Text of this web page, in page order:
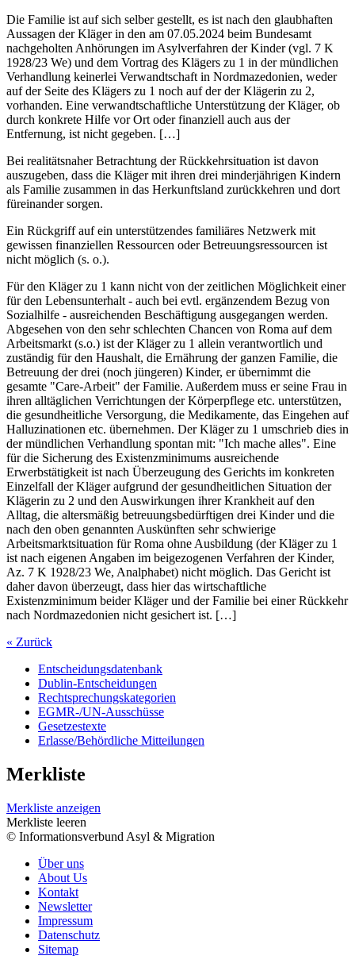
Die Familie ist auf sich selber gestellt, es ist nach den glaubhaften
Aussagen der Kläger in den am 07.05.2024 beim Bundesamt
nachgeholten Anhörungen im Asylverfahren der Kinder (vgl. 7 K
1928/23 We) und dem Vortrag des Klägers zu 1 in der mündlichen
Verhandlung keinerlei Verwandtschaft in Nordmazedonien, weder
auf der Seite des Klägers zu 1 noch auf der der Klägerin zu 2,
vorhanden. Eine verwandtschaftliche Unterstützung der Kläger, ob
durch konkrete Hilfe vor Ort oder finanziell auch aus der
Entfernung, ist nicht gegeben. […]
Bei realitätsnaher Betrachtung der Rückkehrsituation ist davon
auszugeben, dass die Kläger mit ihren drei minderjährigen Kindern
als Familie zusammen in das Herkunftsland zurückkehren und dort
füreinander sorgen.
Ein Rückgriff auf ein unterstützendes familiäres Netzwerk mit
gewissen finanziellen Ressourcen oder Betreuungsressourcen ist
nicht möglich (s. o.).
Für den Kläger zu 1 kann nicht von der zeitlichen Möglichkeit einer
für den Lebensunterhalt - auch bei evtl. ergänzendem Bezug von
Sozialhilfe - ausreichenden Beschäftigung ausgegangen werden.
Abgesehen von den sehr schlechten Chancen von Roma auf dem
Arbeitsmarkt (s.o.) ist der Kläger zu 1 allein verantwortlich und
zuständig für den Haushalt, die Ernährung der ganzen Familie, die
Betreuung der drei (noch jüngeren) Kinder, er übernimmt die
gesamte "Care-Arbeit" der Familie. Außerdem muss er seine Frau in
ihren alltäglichen Verrichtungen der Körperpflege etc. unterstützen,
die gesundheitliche Versorgung, die Medikamente, das Eingehen auf
Halluzinationen etc. übernehmen. Der Kläger zu 1 umschrieb dies in
der mündlichen Verhandlung spontan mit: "Ich mache alles". Eine
für die Sicherung des Existenzminimums ausreichende
Erwerbstätigkeit ist nach Überzeugung des Gerichts im konkreten
Einzelfall der Kläger aufgrund der gesundheitlichen Situation der
Klägerin zu 2 und den Auswirkungen ihrer Krankheit auf den
Alltag, die altersmäßig betreuungsbedürftigen drei Kinder und die
nach den oben genannten Auskünften sehr schwierige
Arbeitsmarktsituation für Roma ohne Ausbildung (der Kläger zu 1
ist nach eigenen Angaben im beigezogenen Verfahren der Kinder,
Az. 7 K 1928/23 We, Analphabet) nicht möglich. Das Gericht ist
daher davon überzeugt, dass hier das wirtschaftliche
Existenzminimum beider Kläger und der Familie bei einer Rückkehr
nach Nordmazedonien nicht gesichert ist. […]
« Zurück
Entscheidungsdatenbank
Dublin-Entscheidungen
Rechtsprechungskategorien
EGMR-/UN-Ausschüsse
Gesetzestexte
Erlasse/Behördliche Mitteilungen
Merkliste
Merkliste anzeigen
Merkliste leeren
© Informationsverbund Asyl & Migration
Über uns
About Us
Kontakt
Newsletter
Impressum
Datenschutz
Sitemap